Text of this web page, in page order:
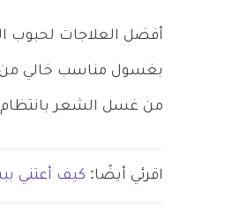
أفضل العلاجات لحبوب
بغسول مناسب خالي من
من غسل الشعر بانتظام
اقرئي أيضًا: كيف أعتني